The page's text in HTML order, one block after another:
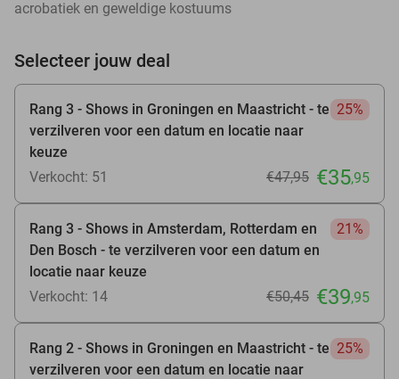
acrobatiek en geweldige kostuums
Selecteer jouw deal
Rang 3 - Shows in Groningen en Maastricht - te
verzilveren voor een datum en locatie naar
keuze
25%
Verkocht: 51 €47,95 €35,95
Rang 3 - Shows in Amsterdam, Rotterdam en
Den Bosch - te verzilveren voor een datum en
locatie naar keuze
21%
Verkocht: 14 €50,45 €39,95
Rang 2 - Shows in Groningen en Maastricht - te
verzilveren voor een datum en locatie naar
25%